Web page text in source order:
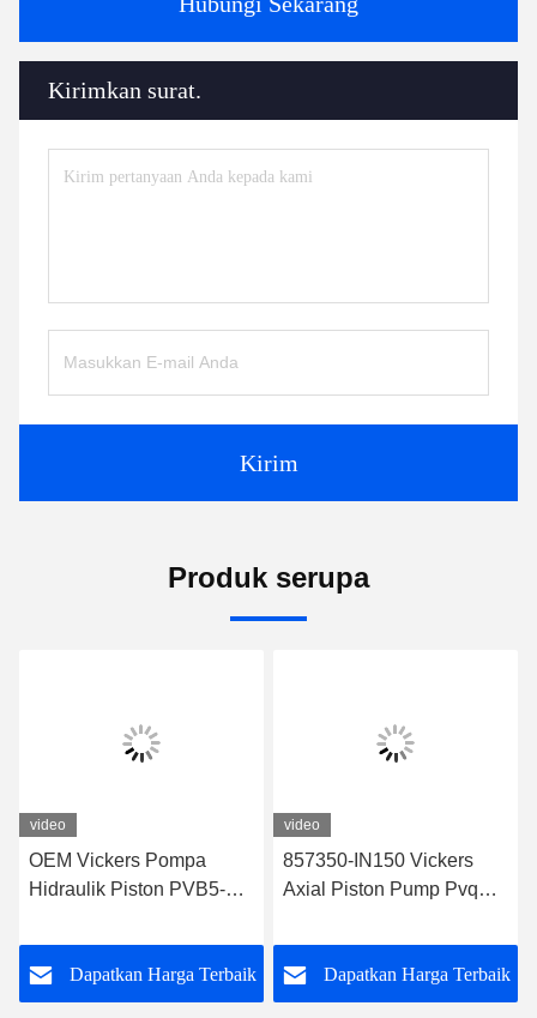
Kirimkan surat.
Kirim
Produk serupa
video
OEM Vickers Pompa
Hidraulik Piston PVB5-
PVB5/PVB6 PVB10
PVB15 PVB20/PVB29
PVB45 Untuk produsen
Dapatkan Harga Terbaik
video
857350-IN150 Vickers
Axial Piston Pump Pvq
Konstruksi
Dapatkan Harga Terbaik